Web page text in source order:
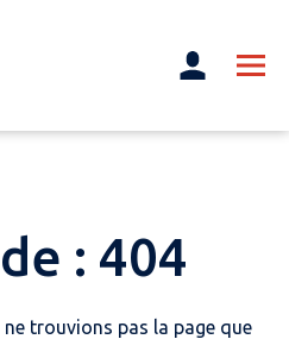
: 404
trouvions pas la page que